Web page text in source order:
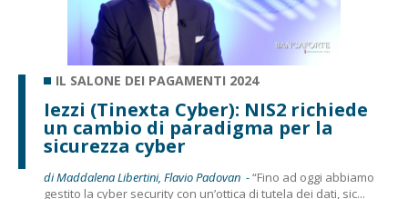
IL SALONE DEI PAGAMENTI 2024
Iezzi (Tinexta Cyber): NIS2 richiede
un cambio di paradigma per la
sicurezza cyber
di Maddalena Libertini, Flavio Padovan -“Fino ad oggi abbiamo
gestito la cyber security con un’ottica di tutela dei dati, sic...